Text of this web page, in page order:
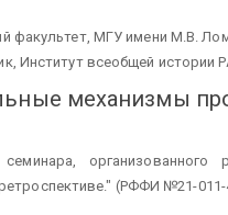
факультет, МГУ имени М.В.
Институт всеобщей истории
механизмы
(РФФИ №21-011-